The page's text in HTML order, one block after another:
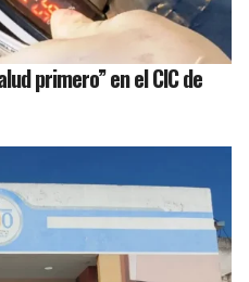
primero” en el CIC de